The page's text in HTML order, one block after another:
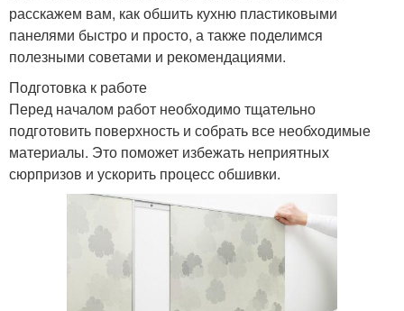
расскажем вам, как обшить кухню пластиковыми
панелями быстро и просто, а также поделимся
полезными советами и рекомендациями.
Подготовка к работе
Перед началом работ необходимо тщательно
подготовить поверхность и собрать все необходимые
материалы. Это поможет избежать неприятных
сюрпризов и ускорить процесс обшивки.